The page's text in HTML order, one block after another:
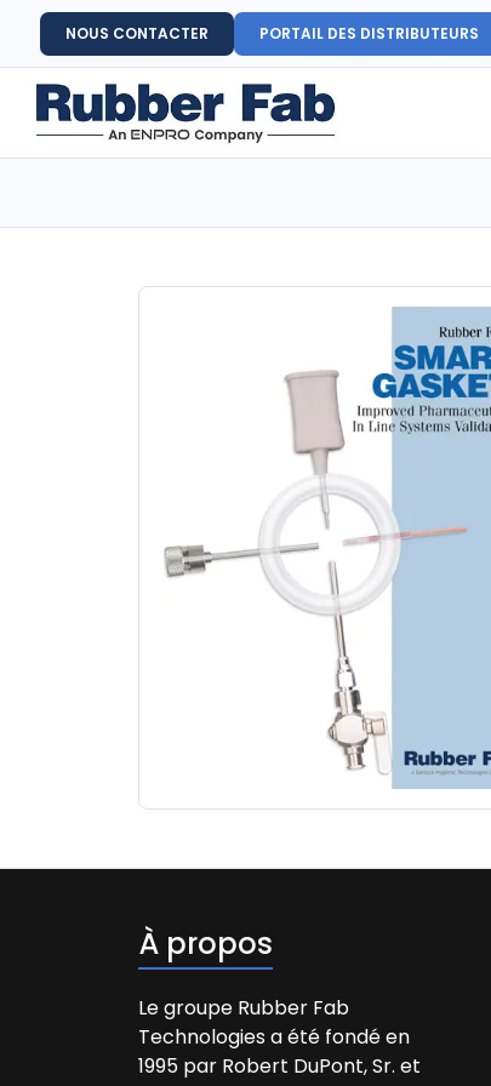
NOUS CONTACTER PORTAIL DES DISTRIBUTEURS
À propos
Le groupe Rubber Fab
Technologies a été fondé en
1995 par Robert DuPont, Sr. et